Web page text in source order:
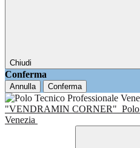
Chiudi
Conferma
Annulla Conferma
"VENDRAMIN CORNER"
Venezia